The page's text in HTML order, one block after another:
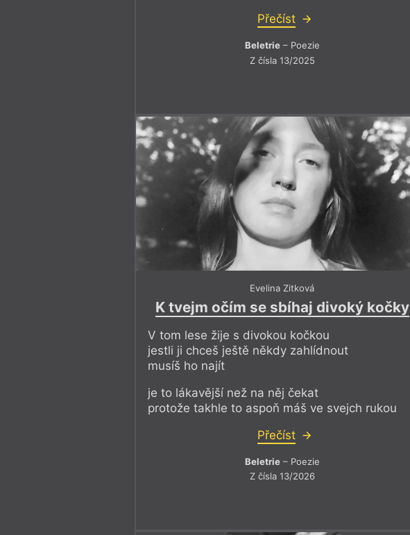
Přečíst
Beletrie– Poezie
Z čísla 13/2025
Evelina Zitková
K tvejm očím se sbíhaj divoký kočky
V tom lese žije s divokou kočkou
jestli ji chceš ještě někdy zahlídnout
musíš ho najít
je to lákavější než na něj čekat
protože takhle to aspoň máš ve svejch rukou
Přečíst
Beletrie– Poezie
Z čísla 13/2026